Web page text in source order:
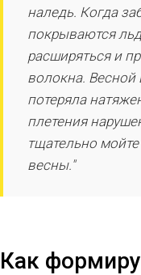
наледь. Когда
покрываются
расширяться и
волокна. Весной
потеряла
плетения
тщательно
весны."
Как